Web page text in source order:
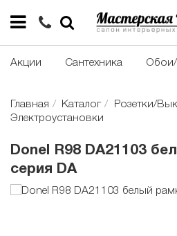
Акции Сантехника Обои/
Главная Каталог
Розетки/
Электроустановки
Donel R98 DA21103
серия DA